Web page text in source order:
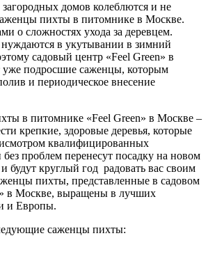
домов колеблются и не
пихты в питомнике в Москве.
о сложностях ухода за деревцем.
в укутывании в зимний
садовый центр «Feel Green» в
уже подросшие саженцы, которым
и периодическое внесение
в питомнике «Feel Green» в Москве –
крепкие, здоровые деревья, которые
квалифицированных
проблем перенесут посадку на новом
будут круглый год радовать вас своим
пихты, представленные в садовом
в Москве, выращены в лучших
и Европы.
саженцы пихты: